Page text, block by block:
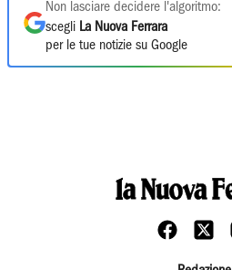
Non lasciare decidere l'algoritmo:
scegli La Nuova Ferrara
per le tue notizie su Google